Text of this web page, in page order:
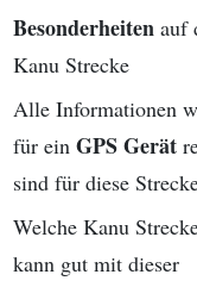
Besonderheiten auf
Kanu Strecke
Alle Informationen
für ein GPS Gerät
sind für diese
Welche Kanu
kann gut mit dieser